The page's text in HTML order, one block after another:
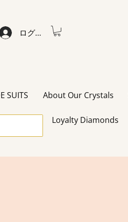
ログイン
SUITS About Our Crystals
Loyalty Diamonds